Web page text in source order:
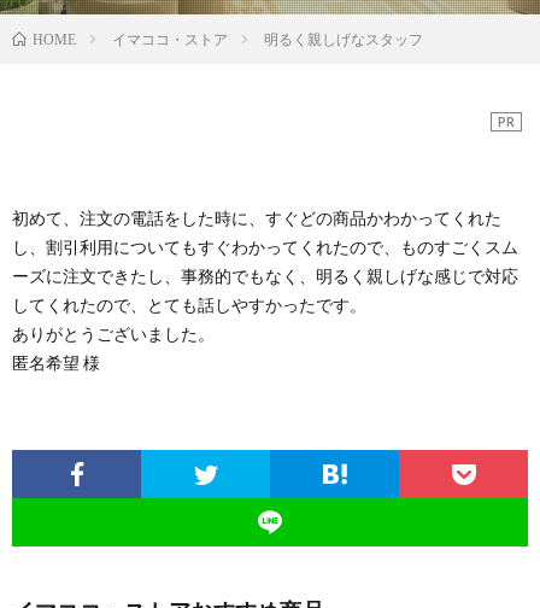
HOME イマココ・ストア 明るく親しげなスタッフ
PR
初めて、注文の電話をした時に、すぐどの商品かわかってくれた
し、割引利用についてもすぐわかってくれたので、ものすごくスム
ーズに注文できたし、事務的でもなく、明るく親しげな感じで対応
してくれたので、とても話しやすかったです。
ありがとうございました。
匿名希望 様